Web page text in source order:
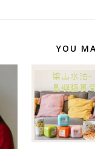
YOU